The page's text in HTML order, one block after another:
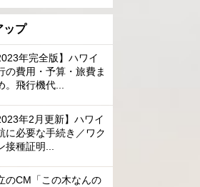
ップ
年完全版】ハワイ
の費用・予算・旅費ま
。飛行機代...
年2月更新】ハワイ
に必要な手続き／ワク
接種証明...
のCM「この木なんの